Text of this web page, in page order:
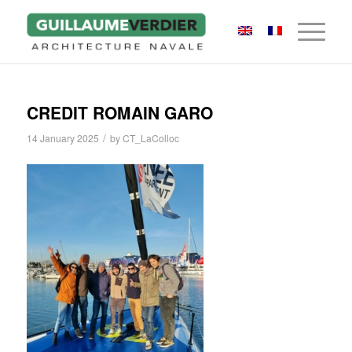
CREDIT ROMAIN GARO
14 January 2025 / byCT_LaColloc